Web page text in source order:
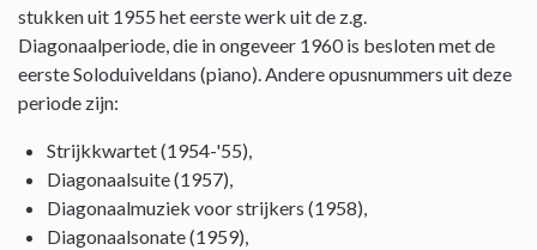
stukken uit 1955 het eerste werk uit de z.g.
Diagonaalperiode, die in ongeveer 1960 is besloten met de
eerste Soloduiveldans (piano). Andere opusnummers uit deze
periode zijn:
Strijkkwartet (1954-'55),
Diagonaalsuite (1957),
Diagonaalmuziek voor strijkers (1958),
Diagonaalsonate (1959),